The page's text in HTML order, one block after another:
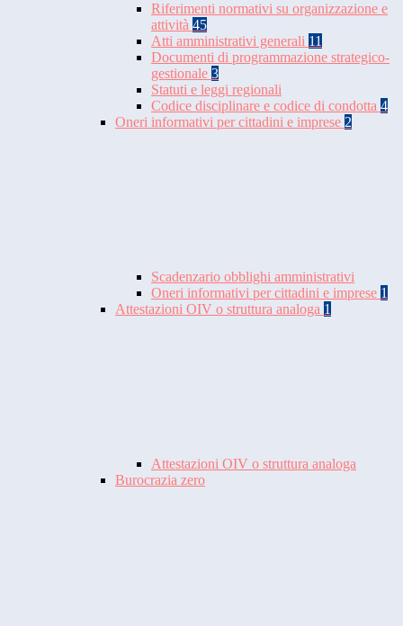
Riferimenti normativi su organizzazione e
attività 45
Atti amministrativi generali 11
Documenti di programmazione strategico-
gestionale 3
Statuti e leggi regionali
Codice disciplinare e codice di condotta 4
Oneri informativi per cittadini e imprese 2
Scadenzario obblighi amministrativi
Oneri informativi per cittadini e imprese 1
Attestazioni OIV o struttura analoga 1
Attestazioni OIV o struttura analoga
Burocrazia zero